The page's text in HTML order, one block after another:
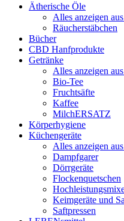
Ätherische Öle
Alles anzeigen
Räucherstäbchen
Bücher
CBD Hanfprodukte
Getränke
Alles anzeigen
Bio-Tee
Fruchtsäfte
Kaffee
MilchERSATZ
Körperhygiene
Küchengeräte
Alles anzeigen
Dampfgarer
Dörrgeräte
Flockenquetschen
Keimgeräte und
Saftpressen